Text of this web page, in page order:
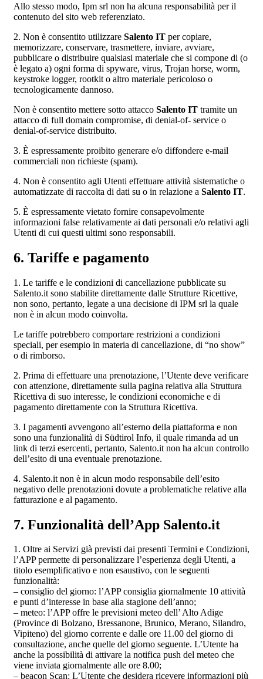
Allo stesso modo, Ipm srl non ha alcuna responsabilità per il
contenuto del sito web referenziato.
2. Non è consentito utilizzare Salento IT per copiare,
memorizzare, conservare, trasmettere, inviare, avviare,
pubblicare o distribuire qualsiasi materiale che si compone di (o
è legato a) ogni forma di spyware, virus, Trojan horse, worm,
keystroke logger, rootkit o altro materiale pericoloso o
tecnologicamente dannoso.
Non è consentito mettere sotto attacco Salento IT tramite un
attacco di full domain compromise, di denial-of- service o
denial-of-service distribuito.
3. È espressamente proibito generare e/o diffondere e-mail
commerciali non richieste (spam).
4. Non è consentito agli Utenti effettuare attività sistematiche o
automatizzate di raccolta di dati su o in relazione a Salento IT.
5. È espressamente vietato fornire consapevolmente
informazioni false relativamente ai dati personali e/o relativi agli
Utenti di cui questi ultimi sono responsabili.
6. Tariffe e pagamento
1. Le tariffe e le condizioni di cancellazione pubblicate su
Salento.it sono stabilite direttamente dalle Strutture Ricettive,
non sono, pertanto, legate a una decisione di IPM srl la quale
non è in alcun modo coinvolta.
Le tariffe potrebbero comportare restrizioni a condizioni
speciali, per esempio in materia di cancellazione, di “no show”
o di rimborso.
2. Prima di effettuare una prenotazione, l’Utente deve verificare
con attenzione, direttamente sulla pagina relativa alla Struttura
Ricettiva di suo interesse, le condizioni economiche e di
pagamento direttamente con la Struttura Ricettiva.
3. I pagamenti avvengono all’esterno della piattaforma e non
sono una funzionalità di Südtirol Info, il quale rimanda ad un
link di terzi esercenti, pertanto, Salento.it non ha alcun controllo
dell’esito di una eventuale prenotazione.
4. Salento.it non è in alcun modo responsabile dell’esito
negativo delle prenotazioni dovute a problematiche relative alla
fatturazione e al pagamento.
7. Funzionalità dell’App Salento.it
1. Oltre ai Servizi già previsti dai presenti Termini e Condizioni,
l’APP permette di personalizzare l’esperienza degli Utenti, a
titolo esemplificativo e non esaustivo, con le seguenti
funzionalità:
– consiglio del giorno: l’APP consiglia giornalmente 10 attività
e punti d’interesse in base alla stagione dell’anno;
– meteo: l’APP offre le previsioni meteo dell’ Alto Adige
(Province di Bolzano, Bressanone, Brunico, Merano, Silandro,
Vipiteno) del giorno corrente e dalle ore 11.00 del giorno di
consultazione, anche quelle del giorno seguente. L’Utente ha
anche la possibilità di attivare la notifica push del meteo che
viene inviata giornalmente alle ore 8.00;
– beacon Scan: L’Utente che desidera ricevere informazioni più